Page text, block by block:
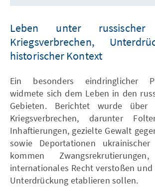
Leben unter russischer
Kriegsverbrechen,
historischer Kontext
Ein besonders eindringlicher
widmete sich dem Leben in den
Gebieten. Berichtet wurde über
Kriegsverbrechen, darunter
Inhaftierungen, gezielte Gewalt
sowie Deportationen
kommen
internationales Recht verstoßen
Unterdrückung etablieren sollen.